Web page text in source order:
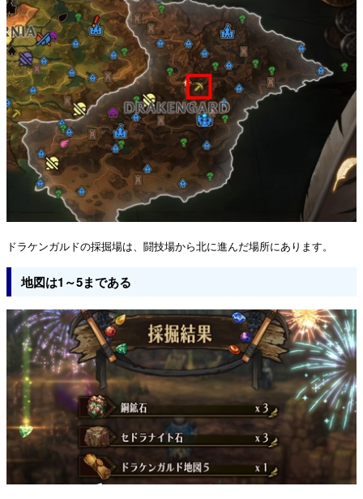
ドラケンガルドの採掘場は、闘技場から北に進んだ場所にあります。
地図は1～5まである